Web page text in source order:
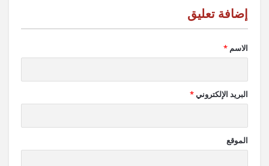
الاسم *
البريد الإلكتروني*
الموقع